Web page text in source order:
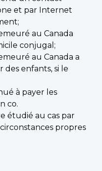
et par Internet
au Canada
conjugal;
au Canada a
des enfants, si le
à payer les
co.
étudié au cas par
propres